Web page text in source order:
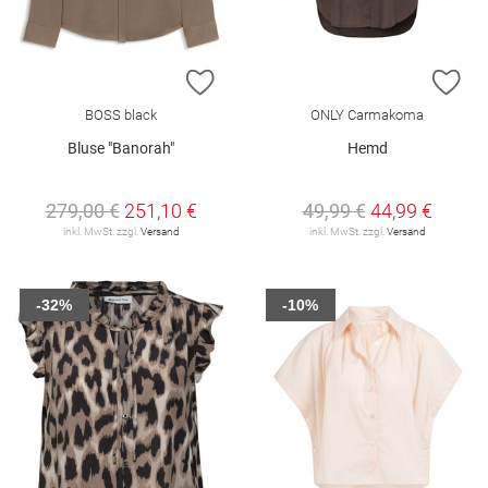
ZUR WUNSCHLISTE HINZUFÜGEN
BOSS black
Bluse "Banorah"
279,00 € 251,10 €
inkl. MwSt. zzgl.Versand
ONLY Carmakoma
Hemd
49,99 € 44,99 €
inkl. MwSt. zzgl.Versand
-32% -10%